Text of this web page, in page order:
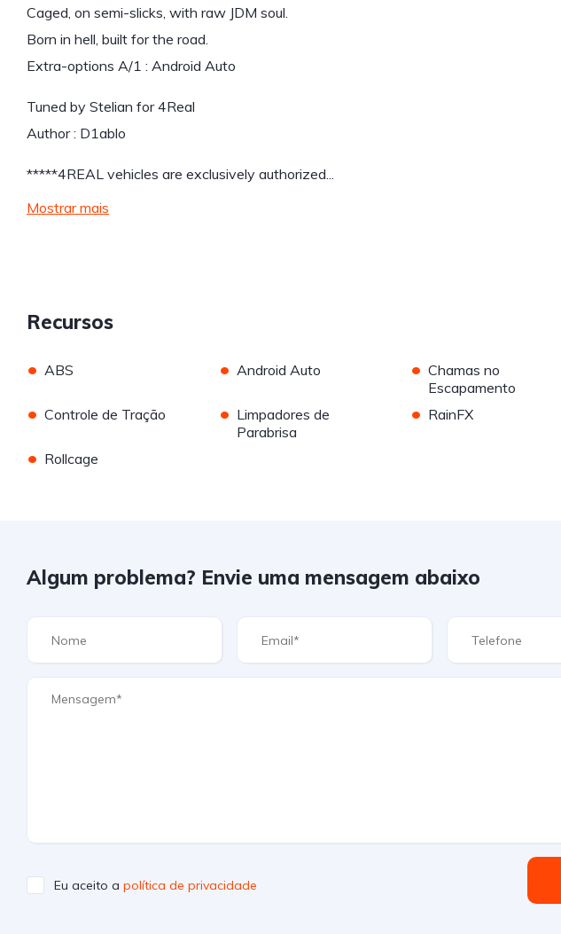
Caged, on semi-slicks, with raw JDM soul.
Born in hell, built for the road.
Extra-options A/1 : Android Auto
Tuned by Stelian for 4Real
Author : D1ablo
*****4REAL vehicles are exclusively authorized...
Mostrar mais
Recursos
• ABS • Android Auto • Chamas no
Escapamento
• Controle de Tração • Limpadores de
Parabrisa
• RainFX
• Rollcage
Algum problema? Envie uma mensagem abaixo
Eu aceito a política de privacidade